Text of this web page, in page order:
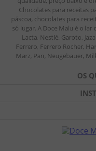
Chocolates para receitas
páscoa, chocolates para
só lugar. A Doce Malu é o
Lacta, Nestlé, Garoto,
Ferrero, Ferrero Rocher,
Marz, Pan, Neugebauer,
OS